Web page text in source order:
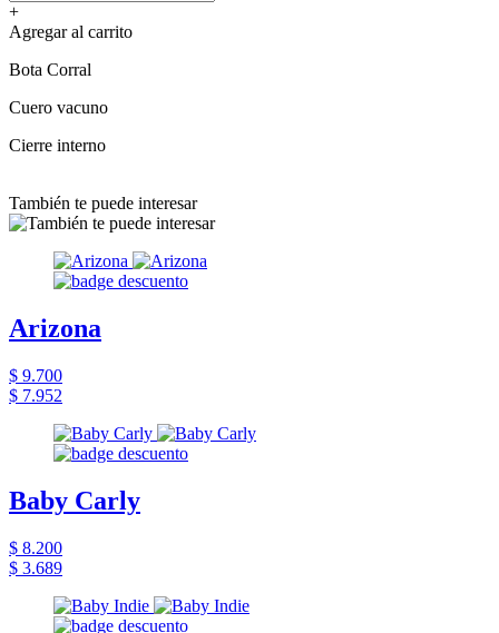
+
Agregar al carrito
Bota Corral
Cuero vacuno
Cierre interno
También te puede interesar
Arizona
$ 9.700
$ 7.952
Baby Carly
$ 8.200
$ 3.689